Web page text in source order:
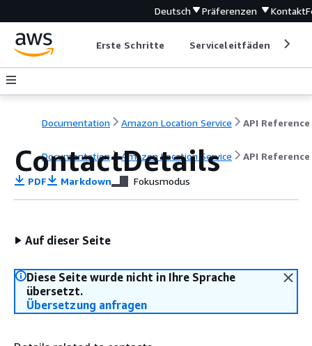
Deutsch Präferenzen Kontakt
Erste Schritte Serviceleitfäden
Documentation Amazon Location Service API Reference
Documentation Amazon Location Service API Reference
ContactDetails
PDF Markdown Fokusmodus
Auf dieser Seite
Diese Seite wurde nicht in Ihre Sprache
übersetzt.
Übersetzung anfragen